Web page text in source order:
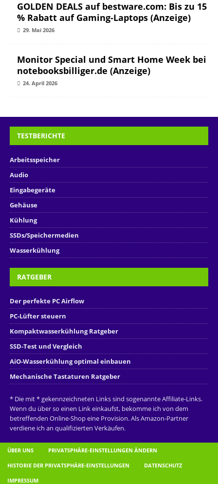
GOLDEN DEALS auf bestware.com: Bis zu 15
% Rabatt auf Gaming-Laptops (Anzeige)
29. Mai 2026
Monitor Special und Smart Home Week bei
notebooksbilliger.de (Anzeige)
24. April 2026
TESTBERICHTE
Arbeitsspeicher
Audio
Eingabegeräte
Gehäuse
Kühlung
SSDs/Speichermedien
Wasserkühlung
RATGEBER
Der perfekte PC Airflow
PC-Lüfter steuern
Kompaktwasserkühlung Ratgeber
SSD-Test und Vergleich
AiO-Wasserkühlung optimal einbauen
Mechanische Tastaturen Ratgeber
* Die mit * gekennzeichneten Links sind sogenannte Affiliate-Links.
Wenn du über so einen Link einkaufst, bekomme ich von dem
betreffenden Online-Shop eine Provision. Als Amazon-Partner
verdiene ich an qualifizierten Verkäufen.
ÜBER UNS PRIVATSPHÄRE-EINSTELLUNGEN ÄNDERN
HISTORIE DER PRIVATSPHÄRE-EINSTELLUNGEN DATENSCHUTZ
IMPRESSUM